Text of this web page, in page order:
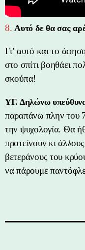
8. Αυτό δε θα σας
Γι’ αυτό και το
στο σπίτι βοηθάει
σκούπα!
ΥΓ. Δηλώνω
παραπάνω πλην του
την ψυχολογία. Θα
προτείνουν κι
βετεράνους του
να πάρουμε